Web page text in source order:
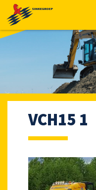
VCH15 1